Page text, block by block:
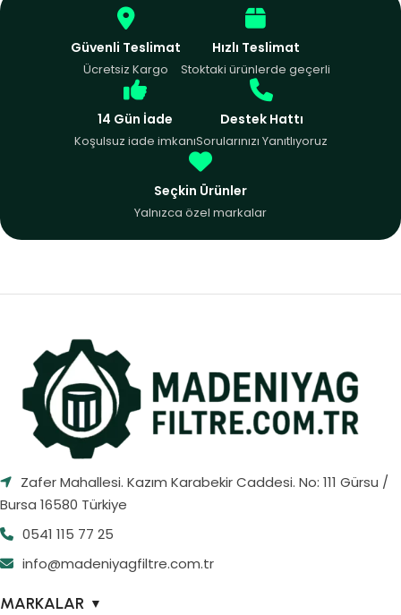
Güvenli Teslimat
Ücretsiz Kargo
Hızlı Teslimat
Stoktaki ürünlerde geçerli
14 Gün İade
Koşulsuz iade imkanı
Destek Hattı
Sorularınızı Yanıtlıyoruz
Seçkin Ürünler
Yalnızca özel markalar
Zafer Mahallesi. Kazım Karabekir Caddesi. No: 111 Gürsu /
Bursa 16580 Türkiye
0541 115 77 25
info@madeniyagfiltre.com.tr
MARKALAR ▼